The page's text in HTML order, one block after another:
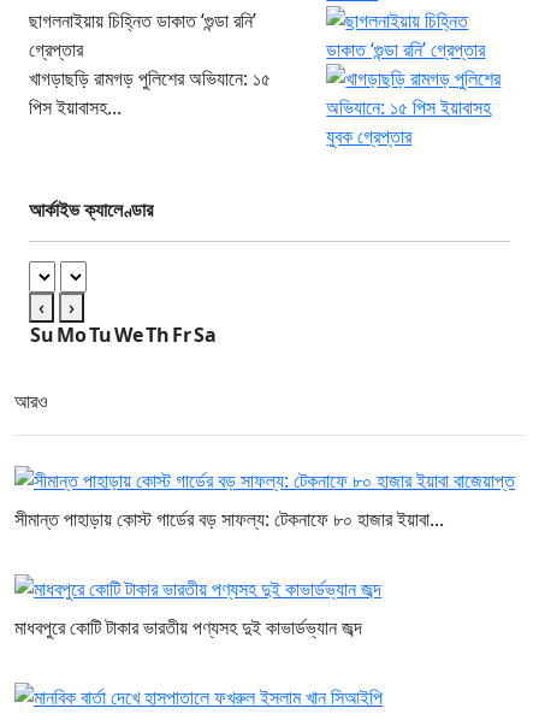
ছাগলনাইয়ায় চিহ্নিত ডাকাত ‘গুন্ডা রনি’
গ্রেপ্তার
খাগড়াছড়ি রামগড় পুলিশের অভিযানে: ১৫
পিস ইয়াবাসহ...
আর্কাইভ ক্যালেণ্ডার
‹
›
SuMoTuWeThFrSa
আরও
সীমান্ত পাহাড়ায় কোস্ট গার্ডের বড় সাফল্য: টেকনাফে ৮০ হাজার ইয়াবা...
মাধবপুরে কোটি টাকার ভারতীয় পণ্যসহ দুই কাভার্ডভ্যান জব্দ